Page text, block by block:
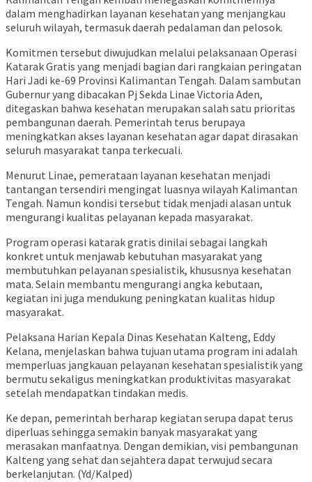
dalam menghadirkan layanan kesehatan yang menjangkau
seluruh wilayah, termasuk daerah pedalaman dan pelosok.
Komitmen tersebut diwujudkan melalui pelaksanaan Operasi
Katarak Gratis yang menjadi bagian dari rangkaian peringatan
Hari Jadi ke-69 Provinsi Kalimantan Tengah. Dalam sambutan
Gubernur yang dibacakan Pj Sekda Linae Victoria Aden,
ditegaskan bahwa kesehatan merupakan salah satu prioritas
pembangunan daerah. Pemerintah terus berupaya
meningkatkan akses layanan kesehatan agar dapat dirasakan
seluruh masyarakat tanpa terkecuali.
Menurut Linae, pemerataan layanan kesehatan menjadi
tantangan tersendiri mengingat luasnya wilayah Kalimantan
Tengah. Namun kondisi tersebut tidak menjadi alasan untuk
mengurangi kualitas pelayanan kepada masyarakat.
Program operasi katarak gratis dinilai sebagai langkah
konkret untuk menjawab kebutuhan masyarakat yang
membutuhkan pelayanan spesialistik, khususnya kesehatan
mata. Selain membantu mengurangi angka kebutaan,
kegiatan ini juga mendukung peningkatan kualitas hidup
masyarakat.
Pelaksana Harian Kepala Dinas Kesehatan Kalteng, Eddy
Kelana, menjelaskan bahwa tujuan utama program ini adalah
memperluas jangkauan pelayanan kesehatan spesialistik yang
bermutu sekaligus meningkatkan produktivitas masyarakat
setelah mendapatkan tindakan medis.
Ke depan, pemerintah berharap kegiatan serupa dapat terus
diperluas sehingga semakin banyak masyarakat yang
merasakan manfaatnya. Dengan demikian, visi pembangunan
Kalteng yang sehat dan sejahtera dapat terwujud secara
berkelanjutan. (Yd/Kalped)